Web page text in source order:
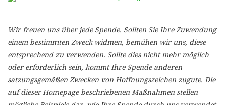
Wir freuen uns über jede Spende. Sollten Sie Ihre Zuwendung
einem bestimmten Zweck widmen, bemühen wir uns, diese
entsprechend zu verwenden. Sollte dies nicht mehr möglich
oder erforderlich sein, kommt Ihre Spende anderen
satzungsgemäßen Zwecken von Hoffnungszeichen zugute. Die
auf dieser Homepage beschriebenen Maßnahmen stellen
'Cookie-
Impressum